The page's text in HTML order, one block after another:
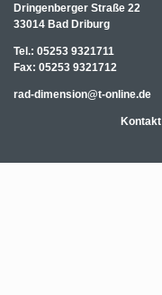
Dringenberger Straße 22
33014 Bad Driburg
Tel.: 05253 9321711
Fax: 05253 9321712
rad-dimension@t-online.de
Kontakt